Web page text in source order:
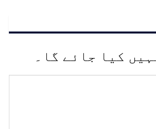
کیا جائے گا۔